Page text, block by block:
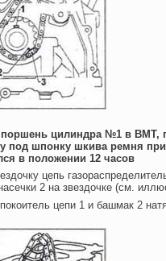
поршень цилиндра №1 в ВМТ,
под шпонку шкива ремня
в положении 12 часов
цепь
2 на звездочке (см.
цепи 1 и башмак 2